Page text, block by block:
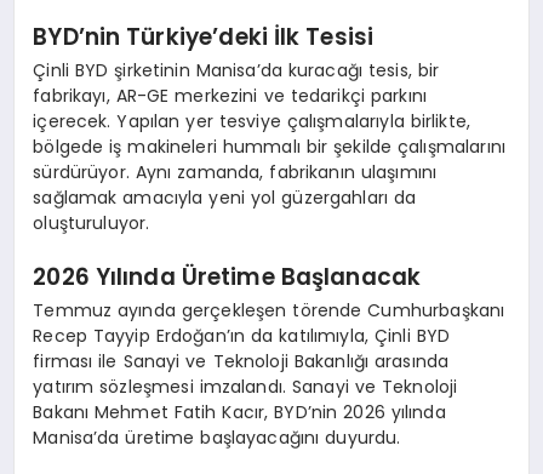
BYD’nin Türkiye’deki İlk Tesisi
Çinli BYD şirketinin Manisa’da kuracağı tesis, bir
fabrikayı, AR-GE merkezini ve tedarikçi parkını
içerecek. Yapılan yer tesviye çalışmalarıyla birlikte,
bölgede iş makineleri hummalı bir şekilde çalışmalarını
sürdürüyor. Aynı zamanda, fabrikanın ulaşımını
sağlamak amacıyla yeni yol güzergahları da
oluşturuluyor.
2026 Yılında Üretime Başlanacak
Temmuz ayında gerçekleşen törende Cumhurbaşkanı
Recep Tayyip Erdoğan’ın da katılımıyla, Çinli BYD
firması ile Sanayi ve Teknoloji Bakanlığı arasında
yatırım sözleşmesi imzalandı. Sanayi ve Teknoloji
Bakanı Mehmet Fatih Kacır, BYD’nin 2026 yılında
Manisa’da üretime başlayacağını duyurdu.